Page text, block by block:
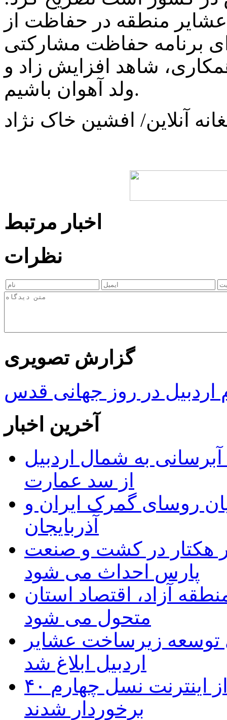
منطقه در حفاظت از
برنامه حفاظت مشارکتی
شاهد افزایش زاد و
ولد آهوان باشیم.
آنلاین/ افشین خاک‌ نژاد
اخبار مرتبط
نظرات
گزارش تصویری
در روز جهانی قدس
آخرین اخبار
ماده ۲۳ طرح آبرسانی به شمال اردبیل
از سد عمارت
روسای گمرک ایران و
آذربایجان
هکتار در کشت و صنعت
پارس احداث می شود
آزاد، اقتصاد استان
متحول می شود
برای توسعه زیرساخت عشایر
اردبیل ابلاغ شد
۴۰ روستای شهرستان گِرمی از اینترنت نسل چهارم
برخوردار شدند